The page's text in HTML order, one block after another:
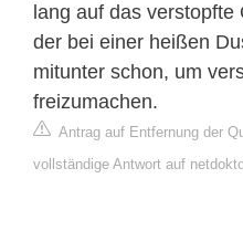
lang auf das verstopfte
der bei einer heißen
mitunter schon, um
freizumachen.
Antrag auf Entfernung der
vollständige Antwort auf